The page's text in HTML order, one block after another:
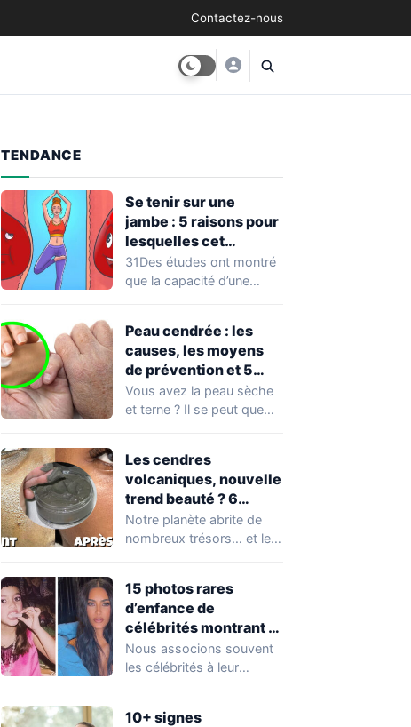
Contactez-nous
TENDANCE
Se tenir sur une
jambe : 5 raisons pour
lesquelles cet
exercice équivaut à
une véritable séance
31Des études ont montré
que la capacité d’une
Peau cendrée : les
causes, les moyens
de prévention et 5
façons de la traiter
Vous avez la peau sèche
et terne ? Il se peut que
Les cendres
volcaniques, nouvelle
trend beauté ? 6
avantages pour la
peau à connaître
Notre planète abrite de
nombreux trésors… et les
15 photos rares
d’enfance de
célébrités montrant à
quel point elles ont
changé au fil du temps
Nous associons souvent
les célébrités à leur
10+ signes